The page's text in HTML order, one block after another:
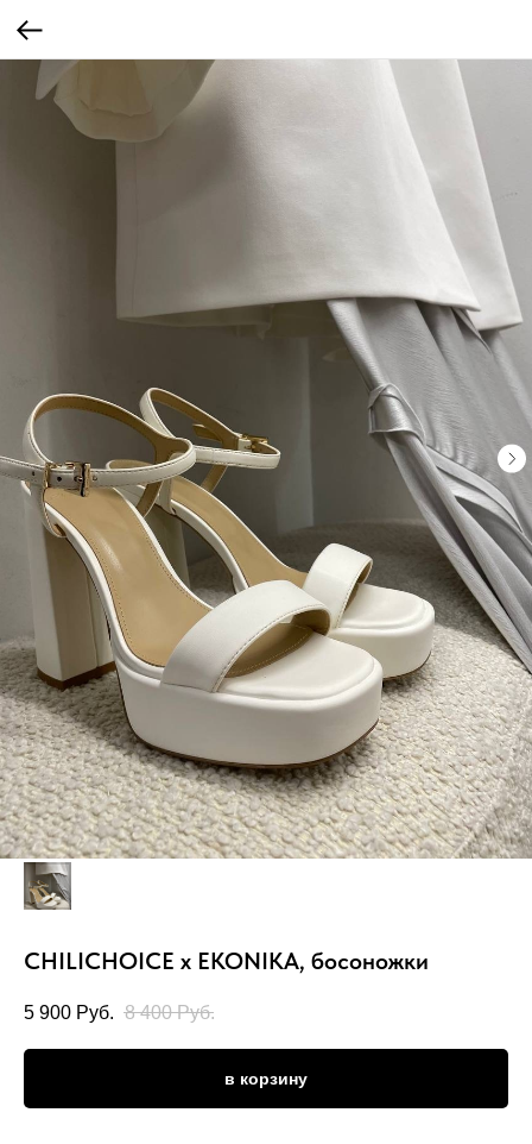
CHILICHOICE x EKONIKA, босоножки
5 900 Руб. 8 400 Руб.
в корзину